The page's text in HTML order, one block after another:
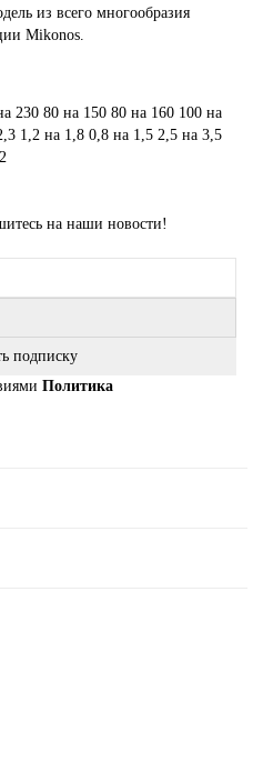
из всего многообразия
Mikonos.
230 80 на 150 80 на 160 100 на
1,2 на 1,8 0,8 на 1,5 2,5 на 3,5
на наши новости!
подписку
Политика